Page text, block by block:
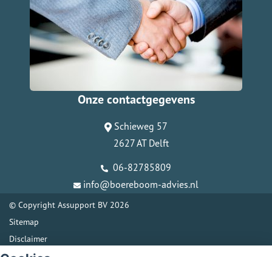
Onze contactgegevens
Schieweg 57
2627 AT Delft
06-82785809
info@boereboom-advies.nl
© Copyright Assupport BV 2026
Sitemap
Disclaimer